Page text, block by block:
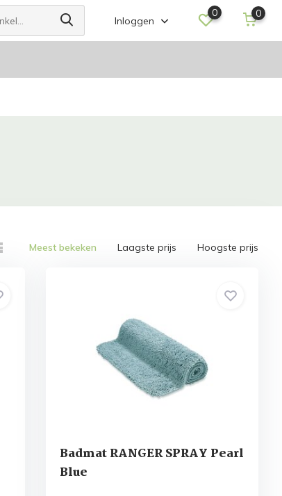
Inloggen
0 0
Meest bekeken Laagste prijs Hoogste prijs
Badmat RANGER SPRAY Pearl
Blue